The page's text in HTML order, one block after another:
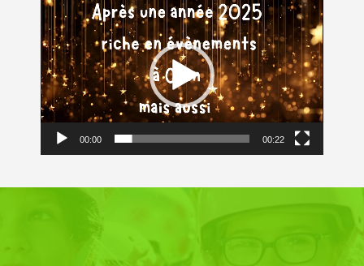
Lecteur
vidéo
00:00 00:22